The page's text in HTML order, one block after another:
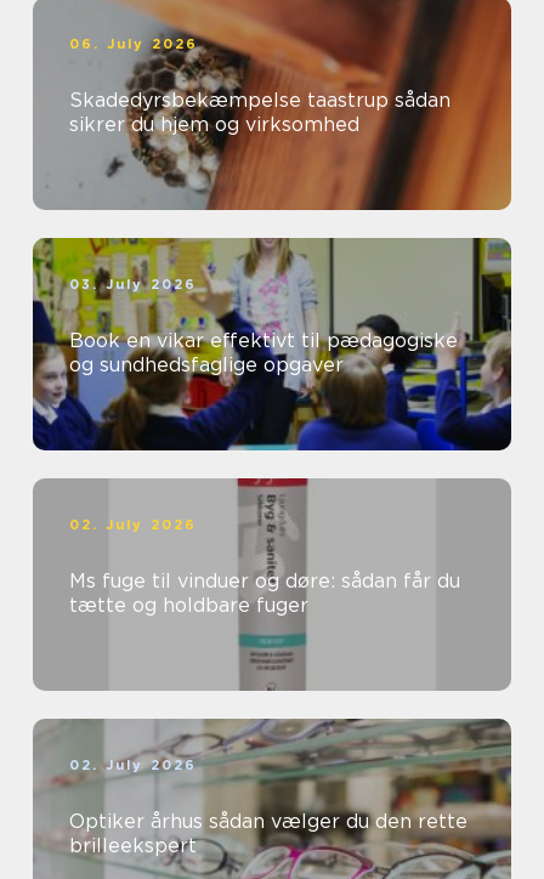
06. July 2026
Skadedyrsbekæmpelse taastrup sådan
sikrer du hjem og virksomhed
03. July 2026
Book en vikar effektivt til pædagogiske
og sundhedsfaglige opgaver
02. July 2026
Ms fuge til vinduer og døre: sådan får du
tætte og holdbare fuger
02. July 2026
Optiker århus sådan vælger du den rette
brilleekspert